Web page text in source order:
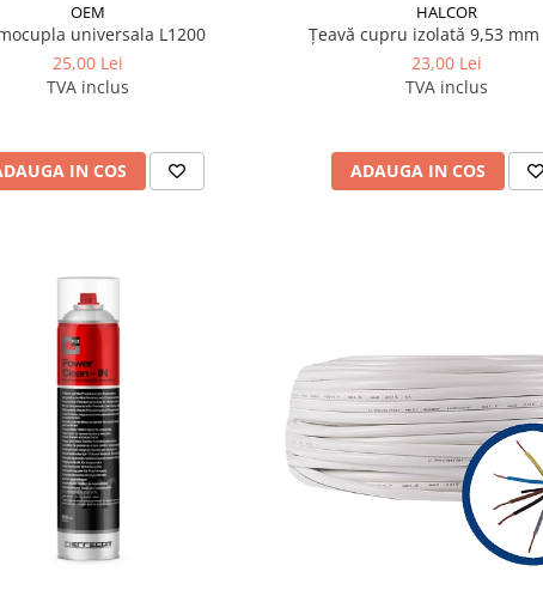
OEM
universala L1200
25,00 Lei
TVA inclus
IN COS
HALCOR
Țeavă cupru izolată 9,53 mm
23,00 Lei
TVA inclus
ADAUGA IN COS